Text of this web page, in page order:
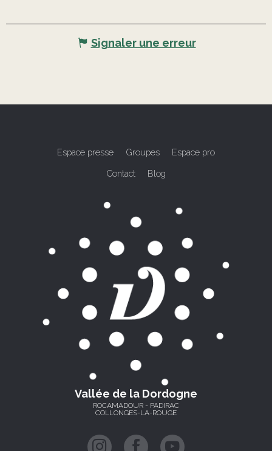
Signaler une erreur
Espace presse Groupes Espace pro
Contact Blog
Vallée de la Dordogne
ROCAMADOUR - PADIRAC
COLLONGES-LA-ROUGE